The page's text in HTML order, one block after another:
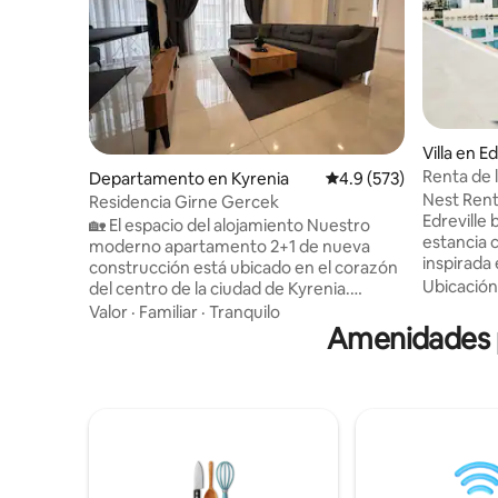
Departamento en Kyrenia Calificación
4.9 (573)
Residencia Girne Gercek
🏡 El espacio del alojamiento Nuestro
moderno apartamento 2+1 de nueva
construcción está ubicado en el corazón
del centro de la ciudad de Kyrenia.
Ofrece una estancia cómoda con amplias
áreas de estar, muebles modernos y una
Puedes hospedarte con total
tranquilidad; todos nuestros
Valor · Familiar · Tranquilo
Villa en
Renta de
personas
Nest
Edreville
estancia
inspirada
Esta villa
estar.
El
Ubicación
Amenidades